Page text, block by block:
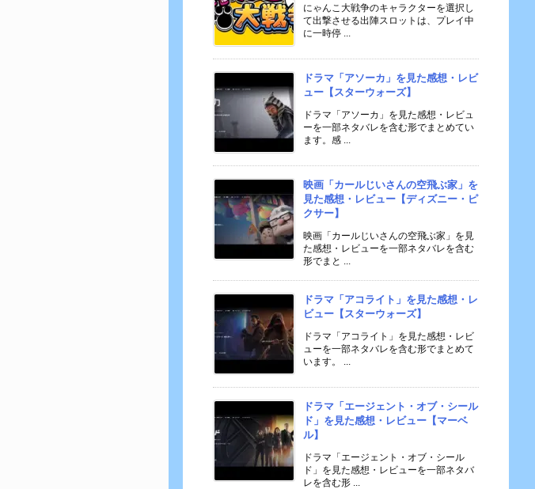
にゃんこ大戦争のキャラクターを選択し
て出撃させる出陣スロットは、プレイ中
に一時停 ...
ドラマ「アソーカ」を見た感想・レビ
ュー【スターウォーズ】
ドラマ「アソーカ」を見た感想・レビュ
ーを一部ネタバレを含む形でまとめてい
ます。感 ...
映画「カールじいさんの空飛ぶ家」を
見た感想・レビュー【ディズニー・ピ
クサー】
映画「カールじいさんの空飛ぶ家」を見
た感想・レビューを一部ネタバレを含む
形でまと ...
ドラマ「アコライト」を見た感想・レ
ビュー【スターウォーズ】
ドラマ「アコライト」を見た感想・レビ
ューを一部ネタバレを含む形でまとめて
います。 ...
ドラマ「エージェント・オブ・シール
ド」を見た感想・レビュー【マーベ
ル】
ドラマ「エージェント・オブ・シール
ド」を見た感想・レビューを一部ネタバ
レを含む形 ...